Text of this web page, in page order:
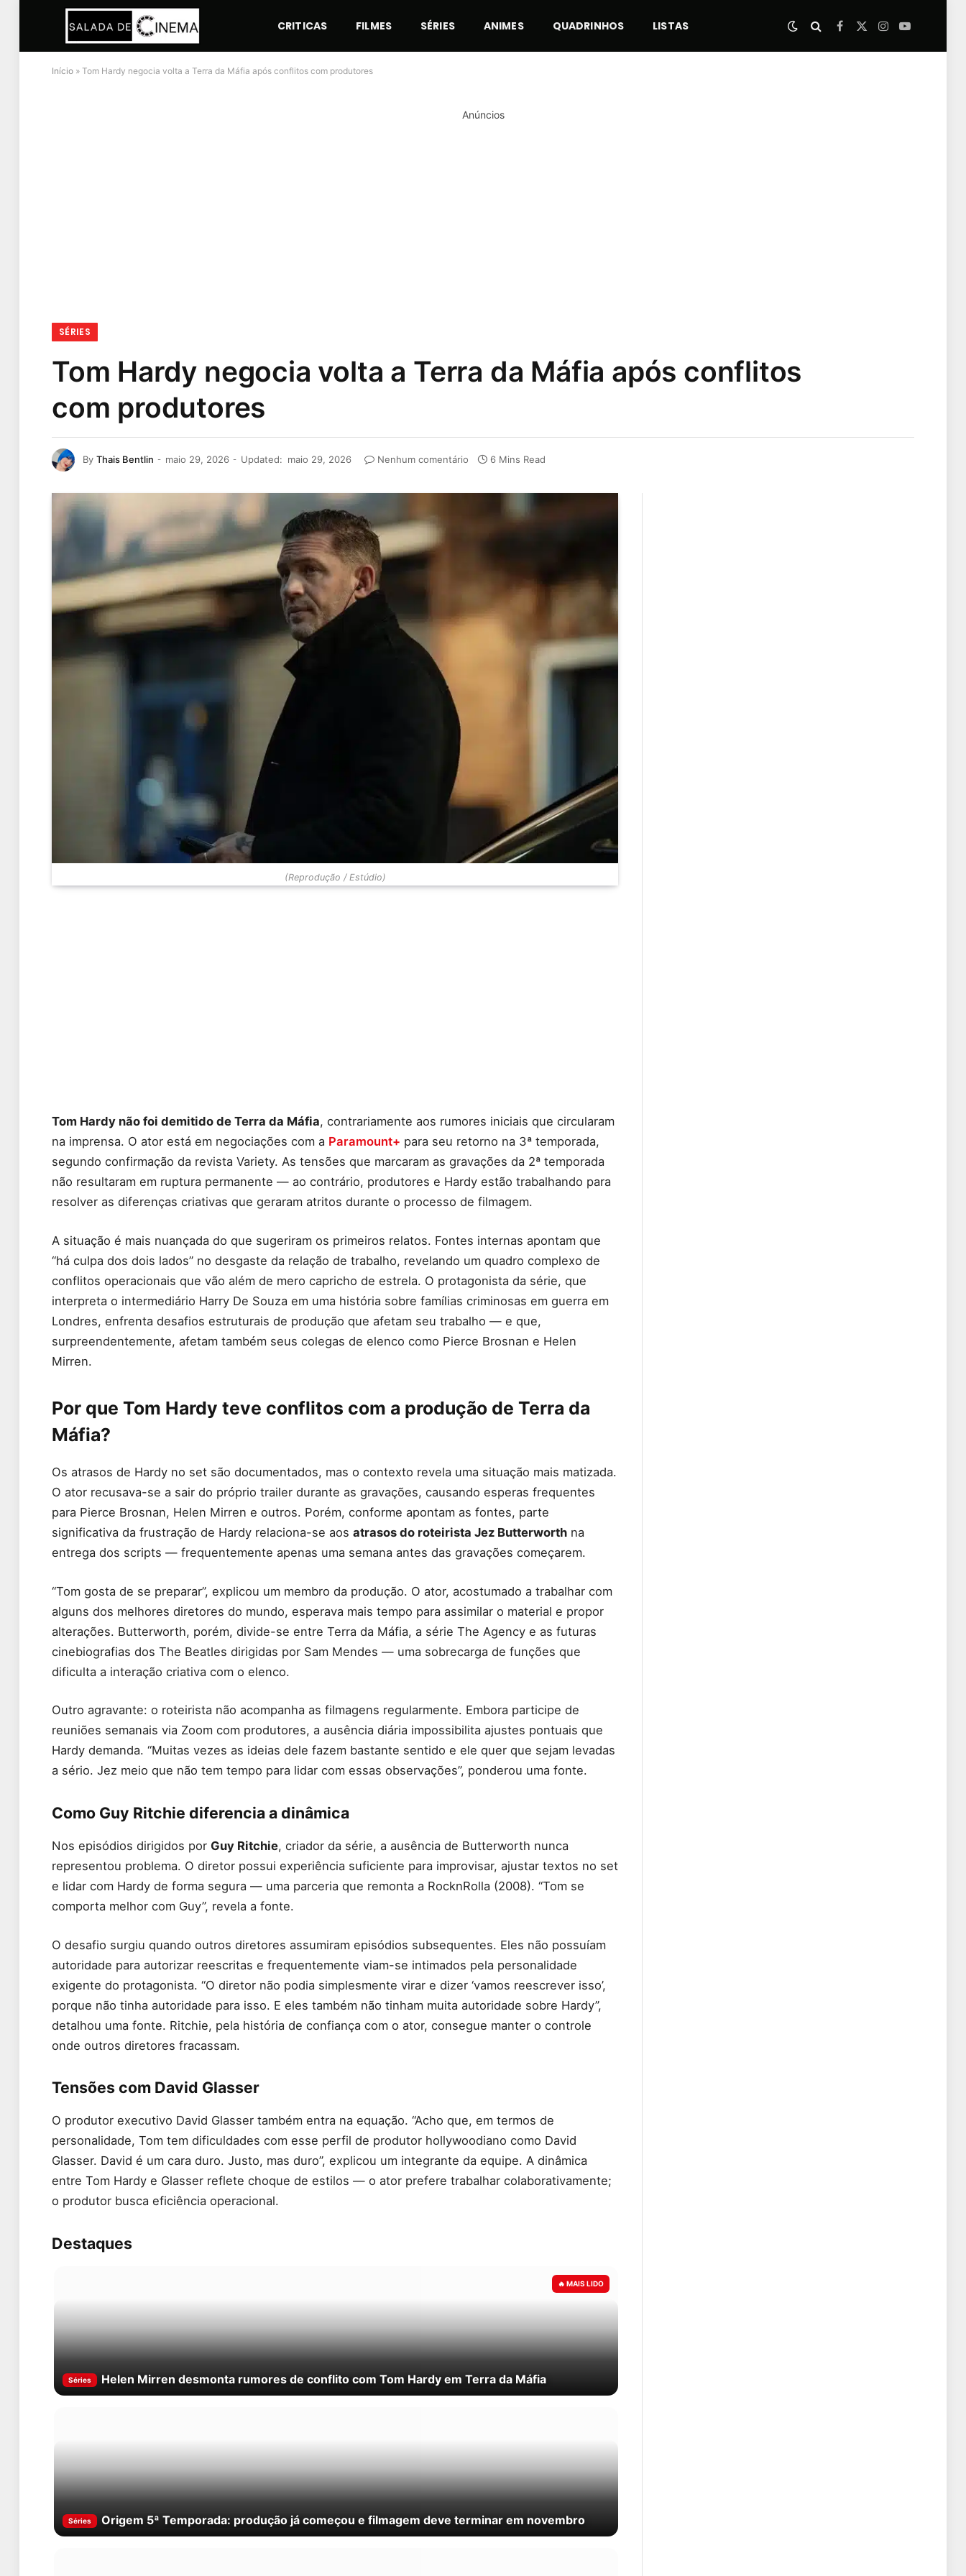
CRITICAS FILMES SÉRIES ANIMES QUADRINHOS LISTAS Facebook
X
Instagram
YouTube
Início » Tom Hardy negocia volta a Terra da Máfia após conflitos com produtores
Anúncios
SÉRIES
Tom Hardy negocia volta a Terra da Máfia após conflitos
com produtores
By Thais Bentlin maio 29, 2026 Updated: maio 29, 2026 Nenhum comentário 6 Mins Read
(Reprodução / Estúdio)
Tom Hardy não foi demitido de Terra da Máfia, contrariamente aos rumores iniciais que circularam
na imprensa. O ator está em negociações com a Paramount+ para seu retorno na 3ª temporada,
segundo confirmação da revista Variety. As tensões que marcaram as gravações da 2ª temporada
não resultaram em ruptura permanente — ao contrário, produtores e Hardy estão trabalhando para
resolver as diferenças criativas que geraram atritos durante o processo de filmagem.
A situação é mais nuançada do que sugeriram os primeiros relatos. Fontes internas apontam que
“há culpa dos dois lados” no desgaste da relação de trabalho, revelando um quadro complexo de
conflitos operacionais que vão além de mero capricho de estrela. O protagonista da série, que
interpreta o intermediário Harry De Souza em uma história sobre famílias criminosas em guerra em
Londres, enfrenta desafios estruturais de produção que afetam seu trabalho — e que,
surpreendentemente, afetam também seus colegas de elenco como Pierce Brosnan e Helen
Mirren.
Por que Tom Hardy teve conflitos com a produção de Terra da
Máfia?
Os atrasos de Hardy no set são documentados, mas o contexto revela uma situação mais matizada.
O ator recusava-se a sair do próprio trailer durante as gravações, causando esperas frequentes
para Pierce Brosnan, Helen Mirren e outros. Porém, conforme apontam as fontes, parte
significativa da frustração de Hardy relaciona-se aos atrasos do roteirista Jez Butterworth na
entrega dos scripts — frequentemente apenas uma semana antes das gravações começarem.
“Tom gosta de se preparar”, explicou um membro da produção. O ator, acostumado a trabalhar com
alguns dos melhores diretores do mundo, esperava mais tempo para assimilar o material e propor
alterações. Butterworth, porém, divide-se entre Terra da Máfia, a série The Agency e as futuras
cinebiografias dos The Beatles dirigidas por Sam Mendes — uma sobrecarga de funções que
dificulta a interação criativa com o elenco.
Outro agravante: o roteirista não acompanha as filmagens regularmente. Embora participe de
reuniões semanais via Zoom com produtores, a ausência diária impossibilita ajustes pontuais que
Hardy demanda. “Muitas vezes as ideias dele fazem bastante sentido e ele quer que sejam levadas
a sério. Jez meio que não tem tempo para lidar com essas observações”, ponderou uma fonte.
Como Guy Ritchie diferencia a dinâmica
Nos episódios dirigidos por Guy Ritchie, criador da série, a ausência de Butterworth nunca
representou problema. O diretor possui experiência suficiente para improvisar, ajustar textos no set
e lidar com Hardy de forma segura — uma parceria que remonta a RocknRolla (2008). “Tom se
comporta melhor com Guy”, revela a fonte.
O desafio surgiu quando outros diretores assumiram episódios subsequentes. Eles não possuíam
autoridade para autorizar reescritas e frequentemente viam-se intimados pela personalidade
exigente do protagonista. “O diretor não podia simplesmente virar e dizer ‘vamos reescrever isso’,
porque não tinha autoridade para isso. E eles também não tinham muita autoridade sobre Hardy”,
detalhou uma fonte. Ritchie, pela história de confiança com o ator, consegue manter o controle
onde outros diretores fracassam.
Tensões com David Glasser
O produtor executivo David Glasser também entra na equação. “Acho que, em termos de
personalidade, Tom tem dificuldades com esse perfil de produtor hollywoodiano como David
Glasser. David é um cara duro. Justo, mas duro”, explicou um integrante da equipe. A dinâmica
entre Tom Hardy e Glasser reflete choque de estilos — o ator prefere trabalhar colaborativamente;
o produtor busca eficiência operacional.
Destaques
Séries Helen Mirren desmonta rumores de conflito com Tom Hardy em Terra da Máfia
Séries Origem 5ª Temporada: produção já começou e filmagem deve terminar em novembro